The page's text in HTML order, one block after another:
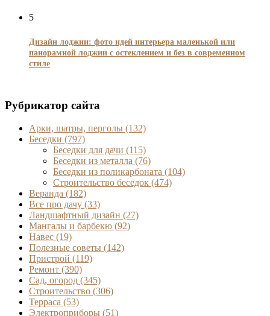
5
Дизайн лоджии: фото идей интерьера маленькой или
панорамной лоджии с остеклением и без в современном
стиле
Рубрикатор сайта
Арки, шатры, перголы (132)
Беседки (797)
Беседки для дачи (115)
Беседки из металла (76)
Беседки из поликарбоната (104)
Строительство беседок (474)
Веранда (182)
Все про дачу (33)
Ландшафтный дизайн (27)
Мангалы и барбекю (92)
Навес (19)
Полезные советы (142)
Пристрой (119)
Ремонт (390)
Сад, огород (345)
Строительство (306)
Терраса (53)
Электроприборы (51)